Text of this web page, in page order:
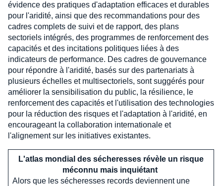
évidence des pratiques d'adaptation efficaces et durables
pour l'aridité, ainsi que des recommandations pour des
cadres complets de suivi et de rapport, des plans
sectoriels intégrés, des programmes de renforcement des
capacités et des incitations politiques liées à des
indicateurs de performance. Des cadres de gouvernance
pour répondre à l'aridité, basés sur des partenariats à
plusieurs échelles et multisectoriels, sont suggérés pour
améliorer la sensibilisation du public, la résilience, le
renforcement des capacités et l'utilisation des technologies
pour la réduction des risques et l'adaptation à l'aridité, en
encourageant la collaboration internationale et
l'alignement sur les initiatives existantes.
L'atlas mondial des sécheresses révèle un risque
méconnu mais inquiétant
Alors que les sécheresses records deviennent une